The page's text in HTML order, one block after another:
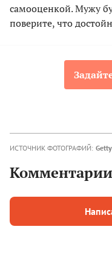
самооценкой. Мужу
поверите, что
ИСТОЧНИК ФОТОГРАФИЙ:
Комментарии